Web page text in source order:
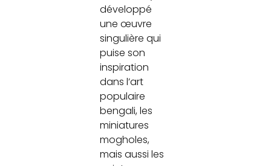
développé
une œuvre
singulière qui
puise son
inspiration
dans l’art
populaire
bengali, les
miniatures
mogholes,
mais aussi les